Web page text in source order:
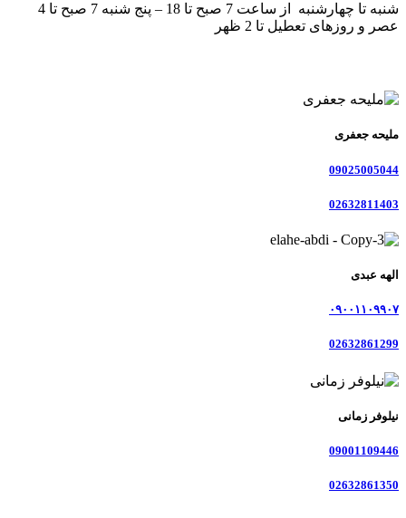
شنبه تا چهارشنبه از ساعت 7 صبح تا 18 – پنج شنبه 7 صبح تا 4
عصر و روزهای تعطیل تا 2 ظهر
ملیحه جعفری
09025005044
02632811403
الهه عبدی
۰۹۰۰۱۱۰۹۹۰۷
02632861299
نیلوفر زمانی
09001109446
02632861350